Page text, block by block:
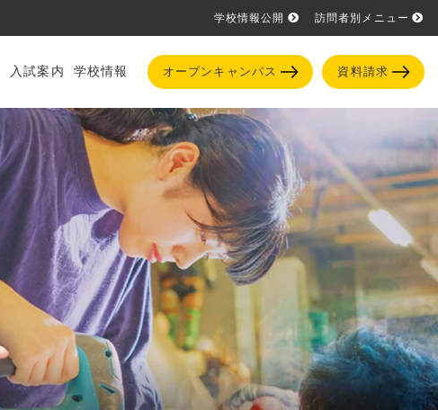
学校情報公開 訪問者別メニュー
入試案内 学校情報 オープンキャンパス 資料請求